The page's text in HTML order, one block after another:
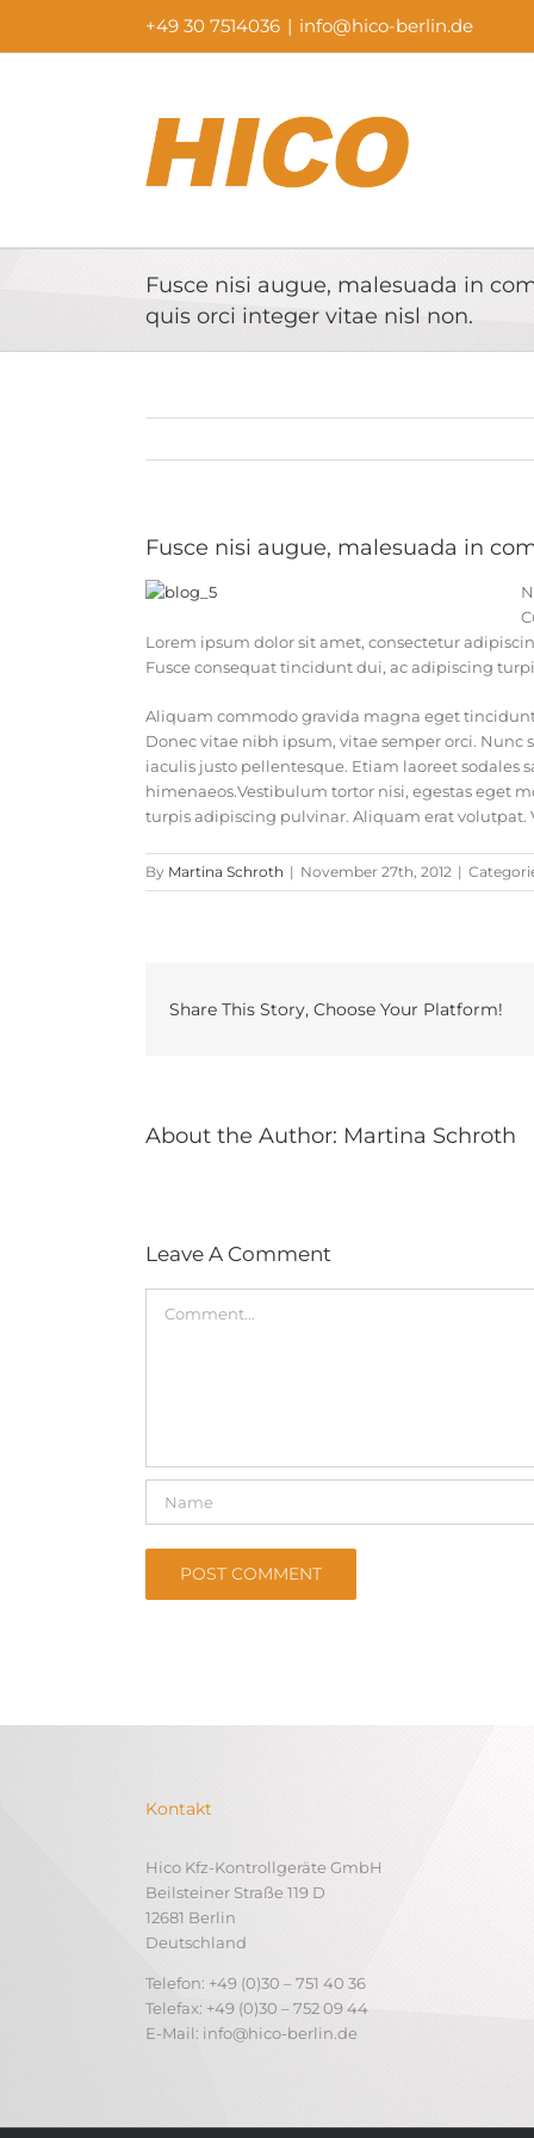
+49 30 7514036 | info@hico-berlin.de
Fusce nisi augue, malesuada in
quis orci integer vitae nisl non.
Fusce nisi augue, malesuada in
Lorem ipsum dolor sit amet, consectetur
Fusce consequat tincidunt dui, ac adipiscing
Aliquam commodo gravida magna eget
Donec vitae nibh ipsum, vitae semper orci.
iaculis justo pellentesque. Etiam laoreet sodales
himenaeos.Vestibulum tortor nisi, egestas eget
turpis adipiscing pulvinar. Aliquam erat
By Martina Schroth | November 27th, 2012 |
Share This Story, Choose Your Platform!
About the Author: Martina Schroth
Leave A Comment
Kontakt
Hico Kfz-Kontrollgeräte GmbH
Beilsteiner Straße 119 D
12681 Berlin
Deutschland
Telefon: +49 (0)30 – 751 40 36
Telefax: +49 (0)30 – 752 09 44
E-Mail: info@hico-berlin.de